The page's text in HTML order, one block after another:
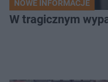
NOWE INFORMACJE
W tragicznym